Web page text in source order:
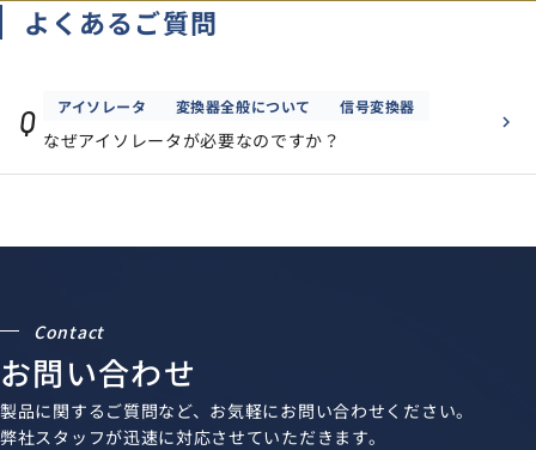
よくあるご質問
Q アイソレータ 変換器全般について 信号変換器
なぜアイソレータが必要なのですか？
Contact
お問い合わせ
製品に関するご質問など、お気軽にお問い合わせください。
弊社スタッフが迅速に対応させていただきます。